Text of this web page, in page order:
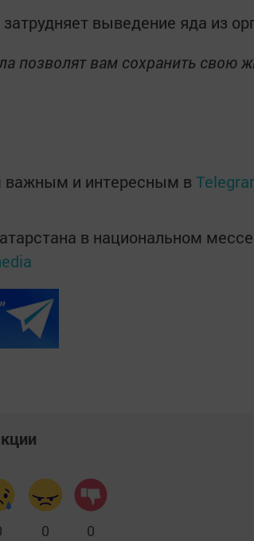
выведение яда из
позволят вам сохранить свою
и интересным в
в национальном
0 0